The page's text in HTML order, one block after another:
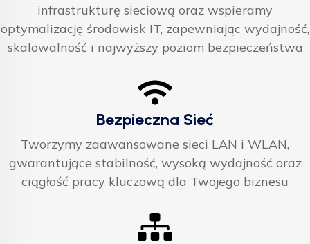
infrastrukturę sieciową oraz wspieramy
optymalizację środowisk IT, zapewniając wydajność,
skalowalność i najwyższy poziom bezpieczeństwa
Bezpieczna Sieć
Tworzymy zaawansowane sieci LAN i WLAN,
gwarantujące stabilność, wysoką wydajność oraz
ciągłość pracy kluczową dla Twojego biznesu